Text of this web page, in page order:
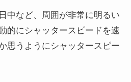
中など、周囲が非常に明るい
的にシャッタースピードを速
思うようにシャッタースピー